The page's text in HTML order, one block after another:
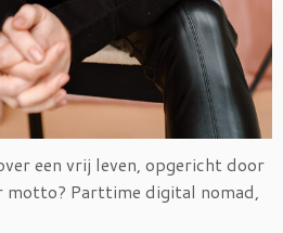
een vrij leven, opgericht door
motto? Parttime digital nomad,